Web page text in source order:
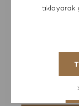
postalardan
postada
çıkabileceğimi
E-posta